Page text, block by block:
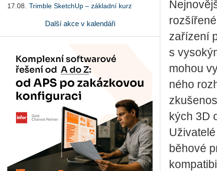
17.08.
Trimble SketchUp – základní kurz
Další akce v kalendáři
za­ří­ze­ní
s
mohou
né­ho
kých 3D
bě­ho­vé